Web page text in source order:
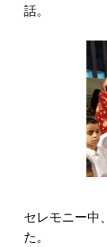
話。
セレモニー中
た。